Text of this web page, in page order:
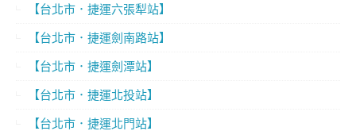
【台北市．捷運六張犁站】
【台北市．捷運劍南路站】
【台北市．捷運劍潭站】
【台北市．捷運北投站】
【台北市．捷運北門站】